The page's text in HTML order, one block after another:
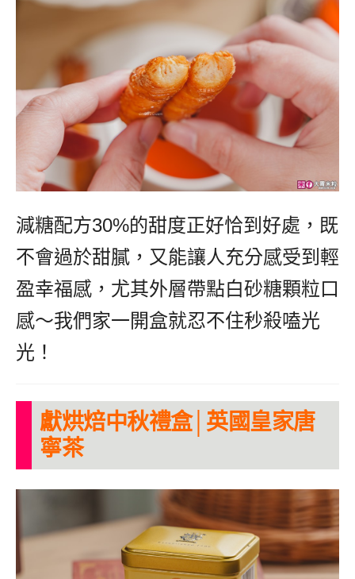
減糖配方30%的甜度正好恰到好處，既
不會過於甜膩，又能讓人充分感受到輕
盈幸福感，尤其外層帶點白砂糖顆粒口
感～我們家一開盒就忍不住秒殺嗑光
光！
獻烘焙中秋禮盒│英國皇家唐
寧茶